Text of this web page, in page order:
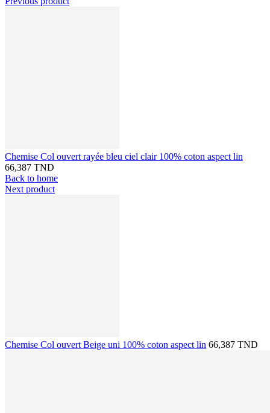
Chemise Col ouvert rayée bleu ciel clair 100% coton aspect lin
66,387 TND
Back to home
Next product
Chemise Col ouvert Beige uni 100% coton aspect lin 66,387 TND